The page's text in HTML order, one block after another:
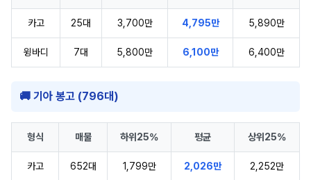
카고 25대 3,700만 4,795만 5,890만
윙바디 7대 5,800만 6,100만 6,400만
🚚 기아 봉고 (796대)
형식 매물 하위25% 평균 상위25%
카고 652대 1,799만 2,026만 2,252만